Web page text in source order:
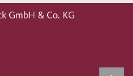
GmbH & Co. KG